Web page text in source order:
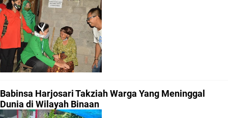
Babinsa Harjosari Takziah Warga Yang Meninggal
Dunia di Wilayah Binaan